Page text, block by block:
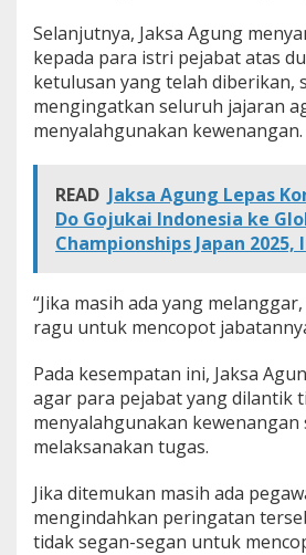
Selanjutnya, Jaksa Agung
kepada para istri pejabat atas
ketulusan yang telah diberikan,
mengingatkan seluruh jajaran
menyalahgunakan kewenangan.
READ Jaksa Agung Lepas
Do Gojukai Indonesia ke
Championships Japan 2025,
“Jika masih ada yang
ragu untuk mencopot
Pada kesempatan ini, Jaksa
agar para pejabat yang dilantik
menyalahgunakan kewenangan
melaksanakan tugas.
Jika ditemukan masih ada
mengindahkan peringatan
tidak segan-segan untuk